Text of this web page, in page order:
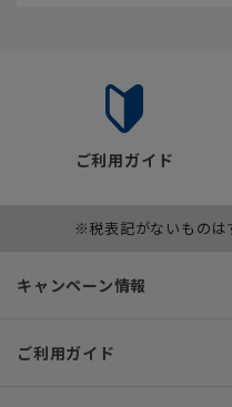
ご利用ガイド
※税表記がないものは
キャンペーン情報
ご利用ガイド